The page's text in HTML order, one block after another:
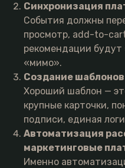
Синхронизация
События должны
просмотр, add-to-
рекомендации будут
«мимо».
Создание
Хороший шаблон —
крупные карточки,
подписи, единая
Автоматизация
маркетинговые
Именно